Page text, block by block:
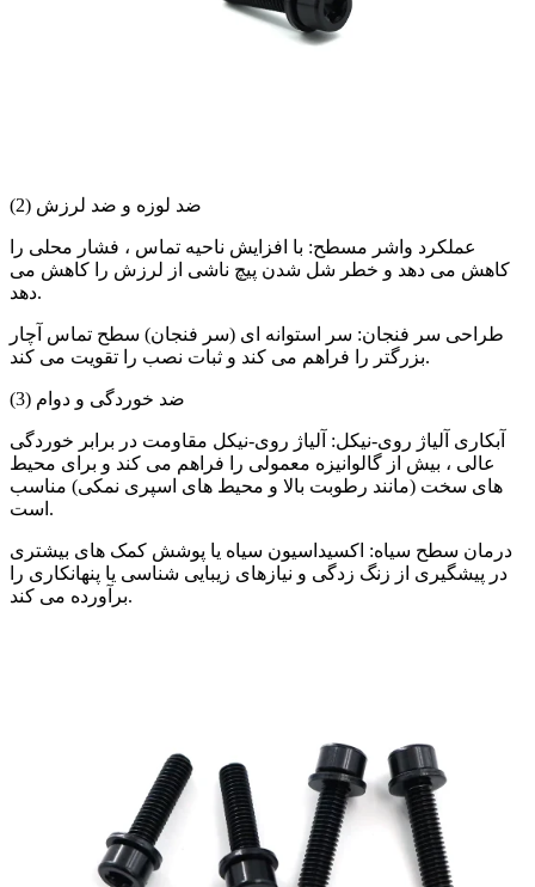
(2) ضد لوزه و ضد لرزش
عملکرد واشر مسطح: با افزایش ناحیه تماس ، فشار محلی را
کاهش می دهد و خطر شل شدن پیچ ناشی از لرزش را کاهش می
دهد.
طراحی سر فنجان: سر استوانه ای (سر فنجان) سطح تماس آچار
بزرگتر را فراهم می کند و ثبات نصب را تقویت می کند.
(3) ضد خوردگی و دوام
آبکاری آلیاژ روی-نیکل: آلیاژ روی-نیکل مقاومت در برابر خوردگی
عالی ، بیش از گالوانیزه معمولی را فراهم می کند و برای محیط
های سخت (مانند رطوبت بالا و محیط های اسپری نمکی) مناسب
است.
درمان سطح سیاه: اکسیداسیون سیاه یا پوشش کمک های بیشتری
در پیشگیری از زنگ زدگی و نیازهای زیبایی شناسی یا پنهانکاری را
برآورده می کند.